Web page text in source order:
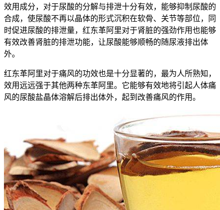
效用成分，对于尿酸的分解与排泄十分有效，能够抑制尿酸的
合成，使尿酸不再以晶体的形式沉积在软骨、关节等部位，同
时促进尿酸的排泄量，红东革阿里对于肾脏的强劲作用也能够
有效改善肾脏的排泄功能，让尿酸能够顺畅的随尿液排出体
外。
红东革阿里对于痛风的功效也是十分显著的，最为人所熟知，
效用远远强于其他两种东革阿里。它能够有效地将引起人体痛
风的尿酸盐晶体溶解后排出体外，起到改善痛风的作用。